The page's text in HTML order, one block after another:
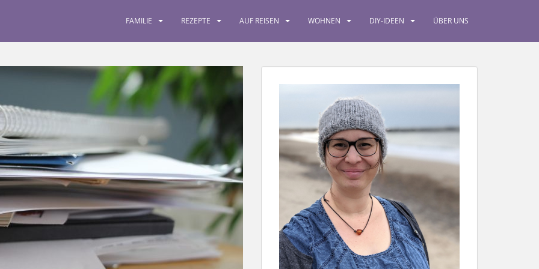
FAMILIE REZEPTE AUF REISEN WOHNEN DIY-IDEEN ÜBER UNS